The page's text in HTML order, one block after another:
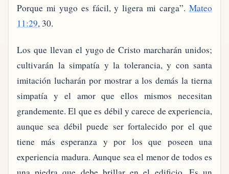
Porque mi yugo es fácil, y ligera mi carga”. Mateo
11:29, 30.
Los que llevan el yugo de Cristo marcharán unidos;
cultivarán la simpatía y la tolerancia, y con santa
imitación lucharán por mostrar a los demás la tierna
simpatía y el amor que ellos mismos necesitan
grandemente. El que es débil y carece de experiencia,
aunque sea débil puede ser fortalecido por el que
tiene más esperanza y por los que poseen una
experiencia madura. Aunque sea el menor de todos es